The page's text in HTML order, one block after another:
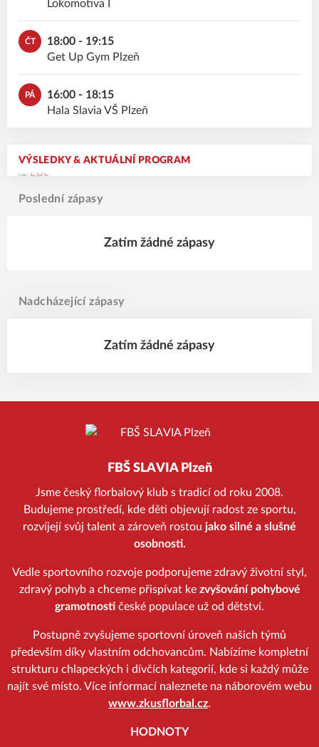
Lokomotiva I
ČT
18:00 - 19:15
Get Up Gym Plzeň
PÁ
16:00 - 18:15
Hala Slavia VŠ Plzeň
VÝSLEDKY & AKTUÁLNÍ PROGRAM
Poslední zápasy
Zatím žádné zápasy
Nadcházející zápasy
Zatím žádné zápasy
FBŠ SLAVIA Plzeň
Jsme český florbalový klub s tradicí od roku 2008.
Budujeme prostředí, kde děti objevují radost ze sportu,
rozvíjejí svůj talent a zároveň rostou jako silné a slušné
osobnosti.
Vedle sportovního rozvoje podporujeme zdravý životní styl,
zdravý pohyb a chceme přispívat kezvyšování pohybové
gramotnosti české populace už od dětství.
Postupně zvyšujeme sportovní úroveň našich týmů
především díky vlastním odchovancům. Nabízíme kompletní
strukturu chlapeckých i dívčích kategorií, kde si každý může
najít své místo. Více informací naleznete na náborovém webu
www.zkusflorbal.cz.
HODNOTY